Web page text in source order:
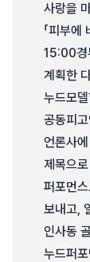
사랑을
「피부
15:00경
계획한
누드모
공동피
언론사
제목으
퍼포먼
보내고,
인사동
누드퍼